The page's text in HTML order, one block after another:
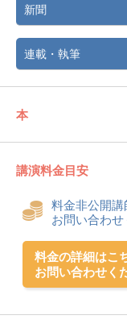
新聞
連載・執筆
本
講演料金目安
料金非公開講
お問い合わせ
料金の詳細はこ
お問い合わせく